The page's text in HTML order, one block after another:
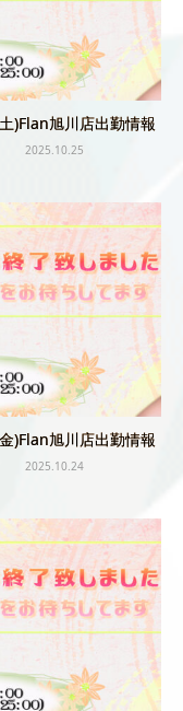
)Flan旭川店出勤情報
2025.10.25
)Flan旭川店出勤情報
2025.10.24